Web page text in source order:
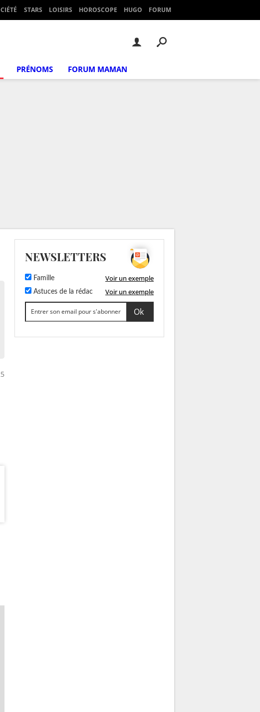
STARS LOISIRS HOROSCOPE HUGO FORUM
PRÉNOMS FORUM MAMAN
NEWSLETTERS
Famille Voir un exemple
Astuces de la rédac Voir un exemple